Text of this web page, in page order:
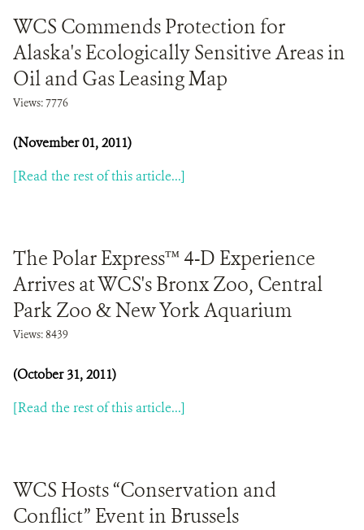
WCS Commends Protection for
Alaska's Ecologically Sensitive Areas in
Oil and Gas Leasing Map
Views: 7776
(November 01, 2011)
[Read the rest of this article...]
The Polar Express™ 4-D Experience
Arrives at WCS's Bronx Zoo, Central
Park Zoo & New York Aquarium
Views: 8439
(October 31, 2011)
[Read the rest of this article...]
WCS Hosts “Conservation and
Conflict” Event in Brussels